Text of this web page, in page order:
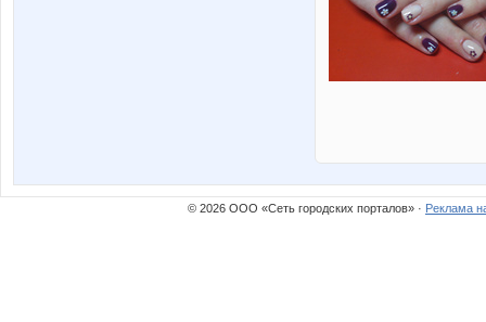
© 2026 ООО «Сеть городских порталов» · Реклама